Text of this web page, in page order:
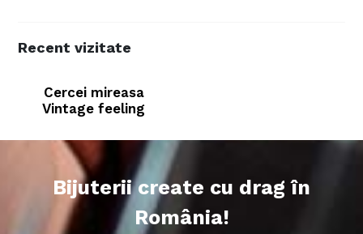
Recent vizitate
Cercei mireasa
Vintage feeling
Bijuterii create cu drag în
România!